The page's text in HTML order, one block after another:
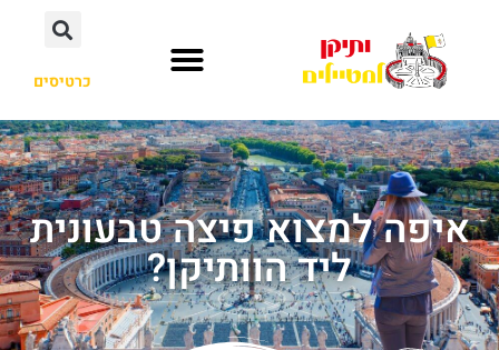
כרטיסים
איפה למצוא פיצה טבעונית
ליד הוותיקן?